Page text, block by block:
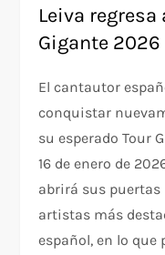
Leiva regresa
Gigante 2026
El cantautor
conquistar
su esperado Tour
16 de enero de
abrirá sus puertas
artistas más
español, en lo que